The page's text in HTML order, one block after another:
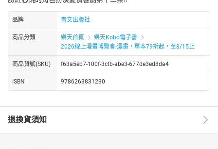
品牌 青文出版社
商品分類 樂天首頁
樂天Kobo電子書
2026線上漫畫博覽會-漫畫，單本79折起，至8/15止
商品貨號(SKU) f63a5eb7-100f-3cfb-abe3-677de3ed8da4
ISBN 9786263831230
退換貨須知